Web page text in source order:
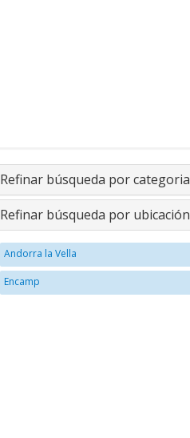
Refinar búsqueda por categoria
Refinar búsqueda por ubicación
Andorra la Vella
Encamp